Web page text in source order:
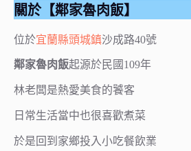
關於【鄰家魯肉飯】
位於宜蘭縣頭城鎮沙成路40號
鄰家魯肉飯起源於民國109年
林老闆是熱愛美食的饕客
日常生活當中也很喜歡煮菜
於是回到家鄉投入小吃餐飲業